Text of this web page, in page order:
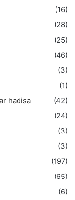
(16)
(28)
(25)
(46)
(3)
(1)
hadisa
(42)
(24)
(3)
(3)
(197)
(65)
(6)